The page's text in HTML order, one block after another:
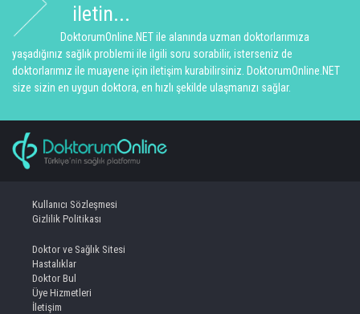
iletin...
DoktorumOnline.NET ile alanında uzman doktorlarımıza
yaşadığınız sağlık problemi ile ilgili soru sorabilir, isterseniz de
doktorlarımız ile muayene için iletişim kurabilirsiniz. DoktorumOnline.NET
size sizin en uygun doktora, en hızlı şekilde ulaşmanızı sağlar.
Kullanıcı Sözleşmesi
Gizlilik Politikası
Doktor ve Sağlık Sitesi
Hastalıklar
Doktor Bul
Üye Hizmetleri
İletişim